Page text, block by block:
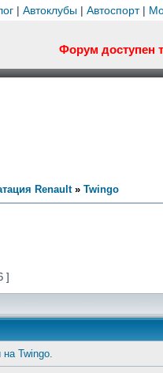
| Автоклубы| Автоспорт|
Форум доступен
Renault» Twingo
]
Twingo.